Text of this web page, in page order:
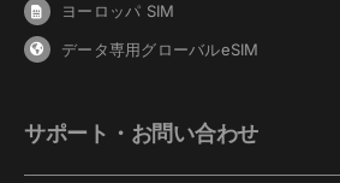
ヨーロッパ SIM
データ専用グローバルeSIM
サポート・お問い合わせ